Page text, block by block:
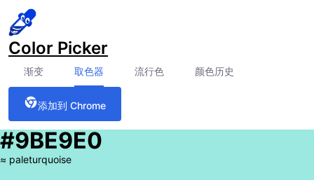
Color Picker
渐变 取色器 流行色 颜色历史
添加到 Chrome
#9BE9E0
≈ paleturquoise